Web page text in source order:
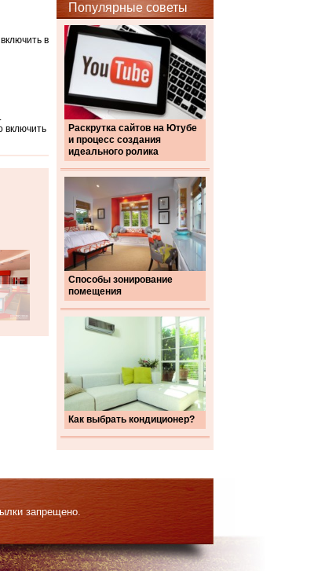
Популярные советы
Раскрутка сайтов на Ютубе
и процесс создания
идеального ролика
Способы зонирование
помещения
Как выбрать кондиционер?
в
включить
запрещено.